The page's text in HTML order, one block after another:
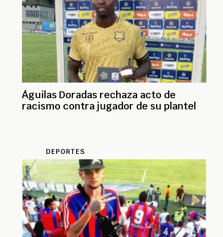
Águilas Doradas rechaza acto de
racismo contra jugador de su plantel
DEPORTES